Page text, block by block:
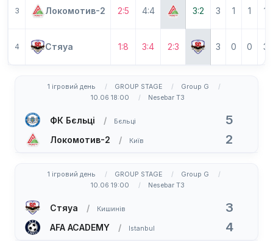
3 Локомотив-2 2:5 4:4 3:2 3 1 1 1
4 Стяуа 1:8 3:4 2:3 3 0 0 3
1 ігровий день GROUP STAGE
Group G
10.06 18:00
Nesebar T3
ФК Бєльці Бєльці 5
Локомотив-2 Київ 2
1 ігровий день GROUP STAGE
Group G
10.06 19:00
Nesebar T3
Стяуа Кишинів 3
AFA ACADEMY Istanbul 4